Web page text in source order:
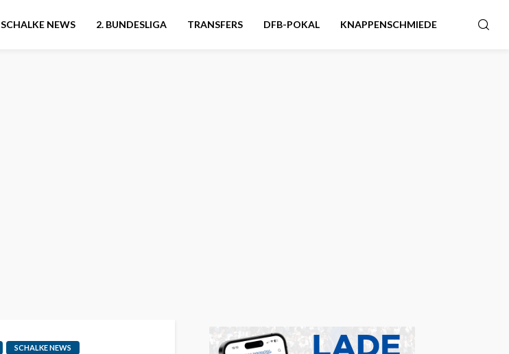
SCHALKE NEWS 2. BUNDESLIGA TRANSFERS DFB-POKAL KNAPPENSCHMIEDE
SCHALKE NEWS